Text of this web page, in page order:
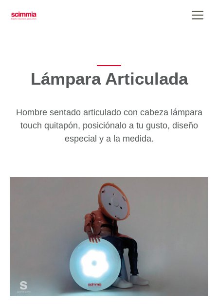
Lámpara Articulada
Hombre sentado articulado con cabeza lámpara
touch quitapón, posiciónalo a tu gusto, diseño
especial y a la medida.